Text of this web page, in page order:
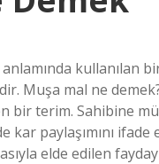
kullanılan
Muşa mal ne
bir terim. Sahibine
paylaşımını ifade
elde edilen